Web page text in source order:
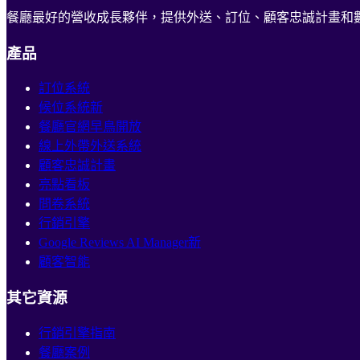
餐廳最好的營收成長夥伴，提供外送、訂位、顧客忠誠計畫和
產品
訂位系統
候位系統新
餐廳官網早鳥開放
線上外帶外送系統
顧客忠誠計畫
亮點看板
問卷系統
行銷引擎
Google Reviews AI Manager新
顧客智能
其它資源
行銷引擎指南
餐廳案例